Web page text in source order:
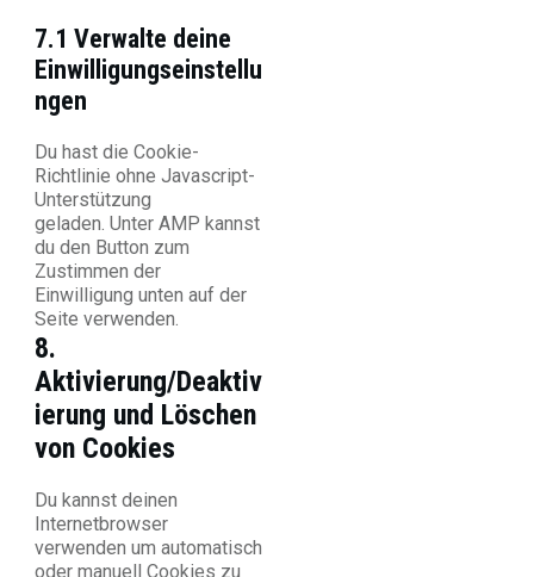
7.1 Verwalte deine
Einwilligungseinstellu
ngen
Du hast die Cookie-
Richtlinie ohne Javascript-
Unterstützung
geladen. Unter AMP kannst
du den Button zum
Zustimmen der
Einwilligung unten auf der
Seite verwenden.
8.
Aktivierung/Deaktiv
ierung und Löschen
von Cookies
Du kannst deinen
Internetbrowser
verwenden um automatisch
oder manuell Cookies zu